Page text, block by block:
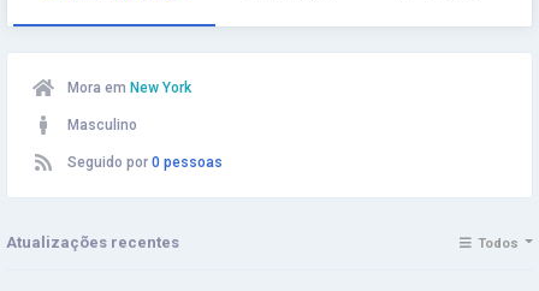
Mora em New York
Masculino
Seguido por 0 pessoas
Atualizações recentes Todos